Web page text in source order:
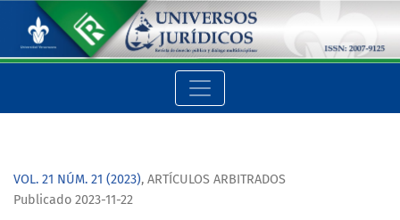
EL MEMORANDO DE CHINA (CHINA´S MEMORANDUM)
VOL. 21 NÚM. 21 (2023), ARTÍCULOS ARBITRADOS
Publicado 2023-11-22